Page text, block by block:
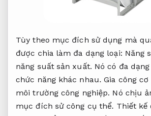
Tùy theo mục đích sử dụng mà
được chia làm đa dạng loại: Năng
năng suất sản xuất. Nó có đa
chức năng khác nhau.Gia công cơ
môi trường công nghiệp. Nó chịu
mục đích sử công cụ thể. Thiết kế